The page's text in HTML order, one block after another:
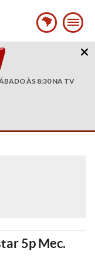
ÀS 8:30 NA TV
5p Mec.